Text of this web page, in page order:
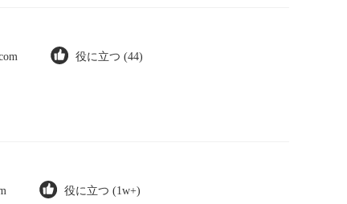
役に立つ (44)
役に立つ (1w+)